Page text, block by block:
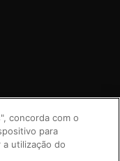
derechos reservados.
concorda com o
para
a utilização do